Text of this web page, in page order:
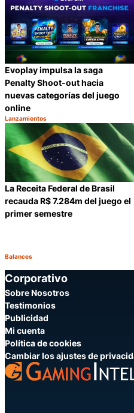
Evoplay impulsa la saga
Penalty Shoot-out hacia
nuevas categorías del juego
online
Categoría:
Lanzamientos
La Receita Federal de Brasil
recauda R$ 7.284m del juego el
primer semestre
Categoría:
Balances
Corporativo
Sobre Nosotros
Testimonios
Publicidad
Mi cuenta
Política de cookies
Cambiar los ajustes de